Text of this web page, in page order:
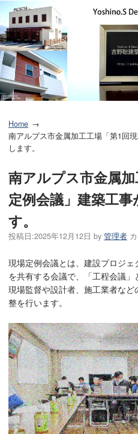
Home
南アルプス市金属加工工場「第1回
します。
南アルプス市金属
定例会議」建築工
す。
投稿日:2025年12月12日 by 管理者
現場定例会議とは、建設プロジ
を共有する会議で、「工程会議」
現場監督や設計者、施工業者な
整を行います。